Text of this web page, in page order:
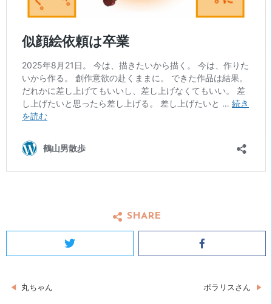
SHARE
Twitter
投丸ちゃん ポラリスさん